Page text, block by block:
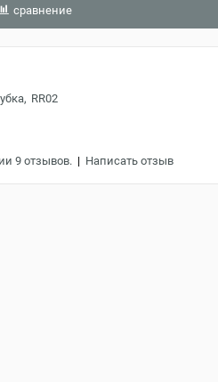
сравнение
RR02
9 отзывов.| Написать отзыв